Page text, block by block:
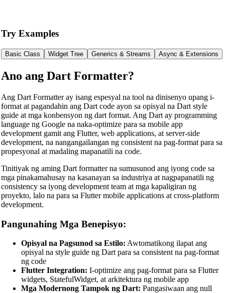
Try Examples
Basic Class Widget Tree Generics & Streams Async & Extensions
Ano ang Dart Formatter?
Ang Dart Formatter ay isang espesyal na tool na dinisenyo upang i-
format at pagandahin ang Dart code ayon sa opisyal na Dart style
guide at mga konbensyon ng dart format. Ang Dart ay programming
language ng Google na naka-optimize para sa mobile app
development gamit ang Flutter, web applications, at server-side
development, na nangangailangan ng consistent na pag-format para sa
propesyonal at madaling mapanatili na code.
Tinitiyak ng aming Dart formatter na sumusunod ang iyong code sa
mga pinakamahusay na kasanayan sa industriya at nagpapanatili ng
consistency sa iyong development team at mga kapaligiran ng
proyekto, lalo na para sa Flutter mobile applications at cross-platform
development.
Pangunahing Mga Benepisyo:
Opisyal na Pagsunod sa Estilo: Awtomatikong ilapat ang
opisyal na style guide ng Dart para sa consistent na pag-format
ng code
Flutter Integration: I-optimize ang pag-format para sa Flutter
widgets, StatefulWidget, at arkitektura ng mobile app
Mga Modernong Tampok ng Dart: Pangasiwaan ang null